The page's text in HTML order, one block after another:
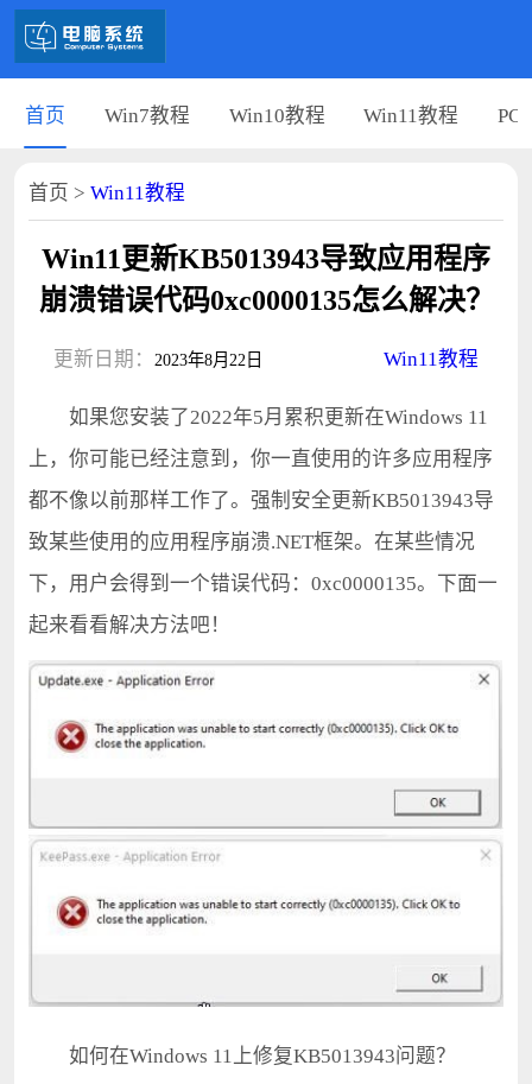
首页 Win7教程 Win10教程 Win11教程 PC
首页 > Win11教程
Win11更新KB5013943导致应用程序
崩溃错误代码0xc0000135怎么解决？
更新日期： 2023年8月22日 Win11教程
如果您安装了2022年5月累积更新在Windows 11
上，你可能已经注意到，你一直使用的许多应用程序
都不像以前那样工作了。强制安全更新KB5013943导
致某些使用的应用程序崩溃.NET框架。在某些情况
下，用户会得到一个错误代码：0xc0000135。下面一
起来看看解决方法吧！
如何在Windows 11上修复KB5013943问题？